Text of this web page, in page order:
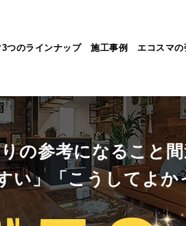
3つのラインナップ 施工事例 エコスマ
の参考になること
い」「こうしてよか